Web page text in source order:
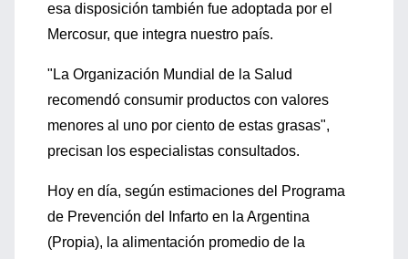
esa disposición también fue adoptada por el
Mercosur, que integra nuestro país.
"La Organización Mundial de la Salud
recomendó consumir productos con valores
menores al uno por ciento de estas grasas",
precisan los especialistas consultados.
Hoy en día, según estimaciones del Programa
de Prevención del Infarto en la Argentina
(Propia), la alimentación promedio de la